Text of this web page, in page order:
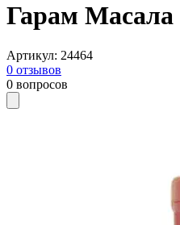
Гарам Масала
Артикул: 24464
0 отзывов
0 вопросов